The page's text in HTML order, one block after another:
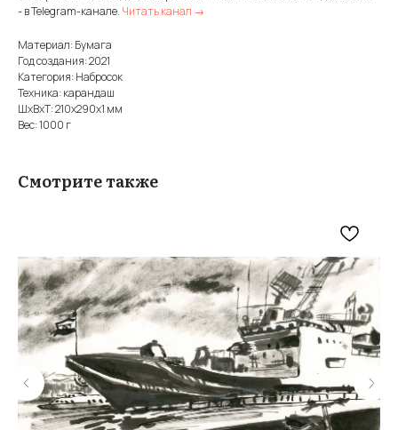
- в Telegram-канале. Читать канал →
Материал: Бумага
Год создания: 2021
Категория: Набросок
Техника: карандаш
ШxВxТ: 210x290x1 мм
Вес: 1000 г
Смотрите также